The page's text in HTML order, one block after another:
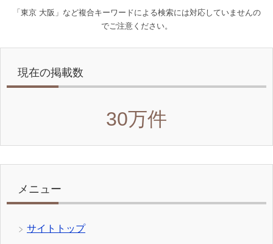
「東京 大阪」など複合キーワードによる検索には対応していませんの
でご注意ください。
現在の掲載数
30万件
メニュー
サイトトップ